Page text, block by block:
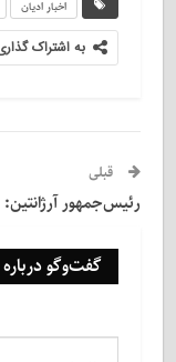
اخبار ادیان
به اشتراک
قبلی
رئیس‌جمهور
گفت‌وگو